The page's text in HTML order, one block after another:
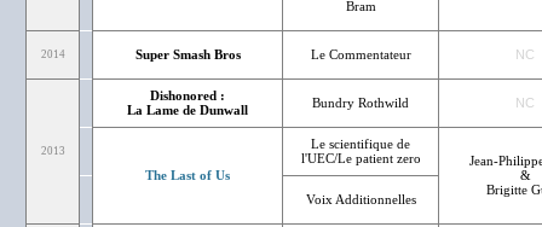
Bram
2014 Super Smash Bros Le Commentateur NC
2013
Dishonored :
La Lame de Dunwall
Bundry Rothwild NC
The Last of Us
Le scientifique de
l'UEC/Le patient zero
Jean-
&
Brigitte
Voix Additionnelles